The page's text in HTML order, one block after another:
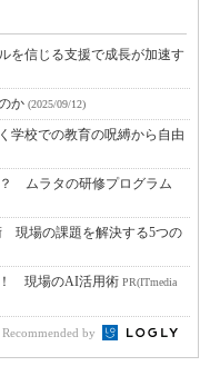
を信じる支援で成長が加速す
か (2025/09/12)
学校での教育の呪縛から自由
ムラタの研修プログラム
現場の課題を解決する5つの
！ 現場のAI活用術 PR(ITmedia
Recommended by